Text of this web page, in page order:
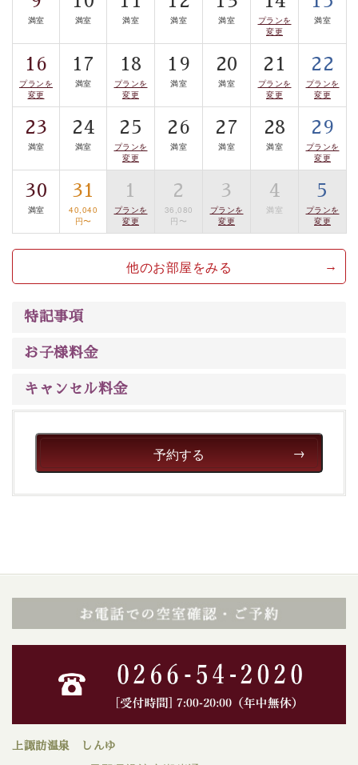
【旅】
■諏訪大社4社を巡る無料参拝バス
豊富な知識を持ったドライバー兼ガイドが諏訪大社をご
案内します。 事前ご予約制ですので、ご利用ご希望の方
は【3日前まで】にお電話ください。
※交通規制などにより運行できない日がございます
※年末年始及び御柱祭前後は運行しておりません
以上がプラン内容です。
上諏訪温泉“しんゆ”なら諏訪大社など歴史ある諏訪の街
で心癒されます。
清らかな源泉、自然の恵みあるお食事、諏訪湖に包まれ
るお部屋、 大人のたしなみを感じていただける、美しく
癒される宿で贅沢に幸せのときを安心してお過ごしくだ
満室 満室 満室 満室 満室
プランを
変更
満室
16
プランを
変更
17
満室
18
プランを
変更
19
満室
20
満室
21
プランを
変更
22
プランを
変更
23
満室
24
満室
25
プランを
変更
26
満室
27
満室
28
満室
29
プランを
変更
30
満室
31
40,040
円〜
1
プランを
変更
2
36,080
円〜
3
プランを
変更
4
満室
5
プランを
変更
他のお部屋をみる
特記事項
お子様料金
キャンセル料金
予約する
上諏訪温泉 しんゆ